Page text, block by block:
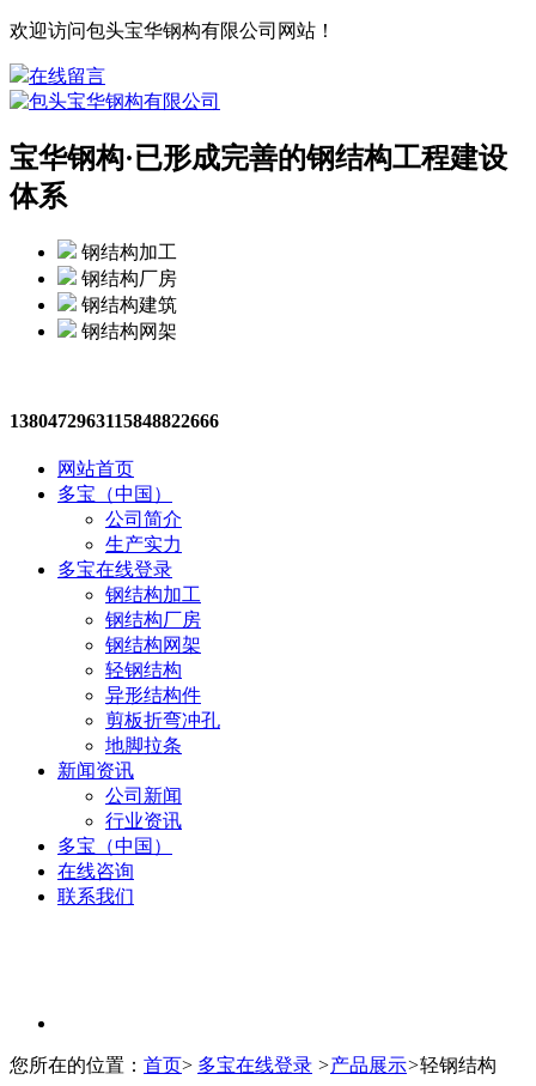
欢迎访问包头宝华钢构有限公司网站！
在线留言
宝华钢构·已形成完善的钢结构工程建设
体系
钢结构加工
钢结构厂房
钢结构建筑
钢结构网架
1380472963115848822666
网站首页
多宝（中国）
公司简介
生产实力
多宝在线登录
钢结构加工
钢结构厂房
钢结构网架
轻钢结构
异形结构件
剪板折弯冲孔
地脚拉条
新闻资讯
公司新闻
行业资讯
多宝（中国）
在线咨询
联系我们
您所在的位置： 首页> 多宝在线登录 >产品展示>轻钢结构